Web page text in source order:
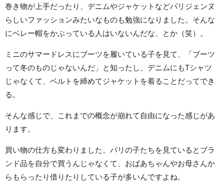
巻き物が上手だったり、デニムやジャケットなどパリジェンヌ
らしいファッションみたいなものも勉強になりました。そんな
にベレー帽をかぶっている人はいないんだな、とか（笑）。
ミニのサマードレスにブーツを履いている子を見て、「ブーツ
って冬のものじゃないんだ」と知ったし、デニムにもTシャツ
じゃなくて、ベルトを締めてジャケットを着ることだってでき
る。
そんな感じで、これまでの概念が崩れて自由になった感じがあ
ります。
買い物の仕方も変わりました。パリの子たちを見ているとブラ
ンド品を自分で買うんじゃなくて、おばあちゃんやお母さんか
らもらったり借りたりしている子が多いんですよね。